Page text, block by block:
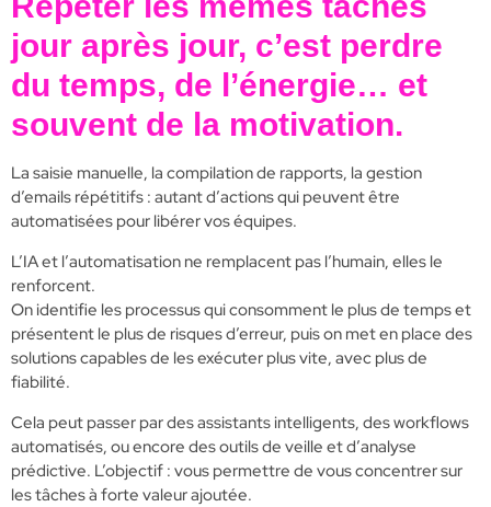
jour après jour, c’est perdre
du temps, de l’énergie… et
souvent de la motivation.
La saisie manuelle, la compilation de rapports, la gestion
d’emails répétitifs : autant d’actions qui peuvent être
automatisées pour libérer vos équipes.
L’IA et l’automatisation ne remplacent pas l’humain, elles le
renforcent.
On identifie les processus qui consomment le plus de temps et
présentent le plus de risques d’erreur, puis on met en place des
solutions capables de les exécuter plus vite, avec plus de
fiabilité.
Cela peut passer par des assistants intelligents, des workflows
automatisés, ou encore des outils de veille et d’analyse
prédictive. L’objectif : vous permettre de vous concentrer sur
les tâches à forte valeur ajoutée.